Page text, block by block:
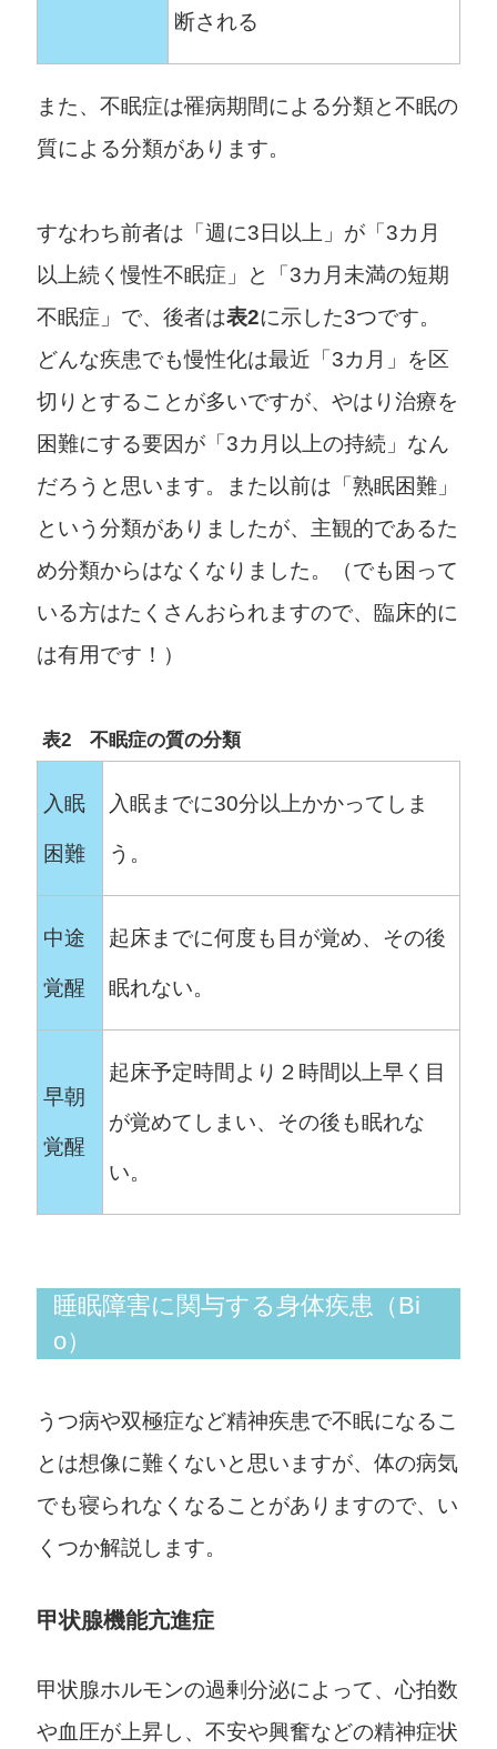
断される
また、不眠症は罹病期間による分類と不眠の
質による分類があります。
すなわち前者は「週に3日以上」が「3カ月
以上続く慢性不眠症」と「3カ月未満の短期
不眠症」で、後者は表2に示した3つです。
どんな疾患でも慢性化は最近「3カ月」を区
切りとすることが多いですが、やはり治療を
困難にする要因が「3カ月以上の持続」なん
だろうと思います。また以前は「熟眠困難」
という分類がありましたが、主観的であるた
め分類からはなくなりました。（でも困って
いる方はたくさんおられますので、臨床的に
は有用です！）
表2 不眠症の質の分類
入眠
困難
入眠までに30分以上かかってしま
う。
中途
覚醒
起床までに何度も目が覚め、その後
眠れない。
早朝
覚醒
起床予定時間より２時間以上早く目
が覚めてしまい、その後も眠れな
い。
睡眠障害に関与する身体疾患（Bi
o）
うつ病や双極症など精神疾患で不眠になるこ
とは想像に難くないと思いますが、体の病気
でも寝られなくなることがありますので、い
くつか解説します。
甲状腺機能亢進症
甲状腺ホルモンの過剰分泌によって、心拍数
や血圧が上昇し、不安や興奮などの精神症状